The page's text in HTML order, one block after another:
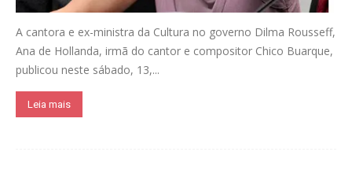
A cantora e ex-ministra da Cultura no governo Dilma Rousseff,
Ana de Hollanda, irmã do cantor e compositor Chico Buarque,
publicou neste sábado, 13,...
Leia mais